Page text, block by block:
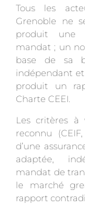
Tous les
Grenoble ne
produit une
mandat ; un
base de sa
indépendant et
produit un
Charte CEEI.
Les critères à
reconnu
d’une
adaptée,
mandat de
le marché
rapport